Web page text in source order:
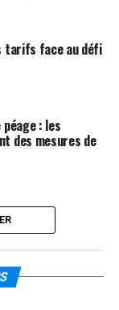
tarifs face au défi
: les
des mesures de